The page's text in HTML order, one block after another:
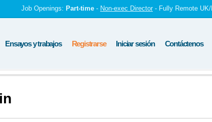
Job Openings: Part-time - Non-exec Director - Fully Remote
Ensayos y trabajos Registrarse Iniciar sesión Contáctenos